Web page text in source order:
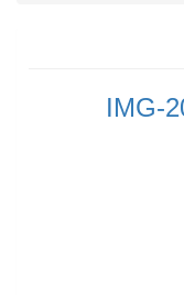
IMG-